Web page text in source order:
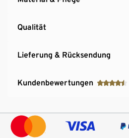
Qualität
Lieferung & Rücksendung
Kundenbewertungen